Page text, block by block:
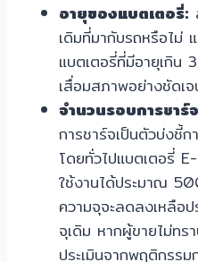
อายุของแบตเตอรี่:
เดิมที่มากับรถหรือไม่
แบตเตอรี่ที่มีอายุเกิน
เสื่อมสภาพอย่างชัดเ
จำนวนรอบการชา
การชาร์จเป็นตัวบ่งชี้ก
โดยทั่วไปแบตเตอรี่
ใช้งานได้ประมาณ
ความจุจะลดลงเหลื
จุเดิม หากผู้ขายไม่ท
ประเมินจากพฤติกรรม